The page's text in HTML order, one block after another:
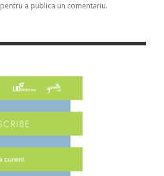
pentru a publica un comentariu.